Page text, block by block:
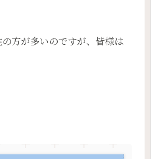
方が多いのですが、皆様は